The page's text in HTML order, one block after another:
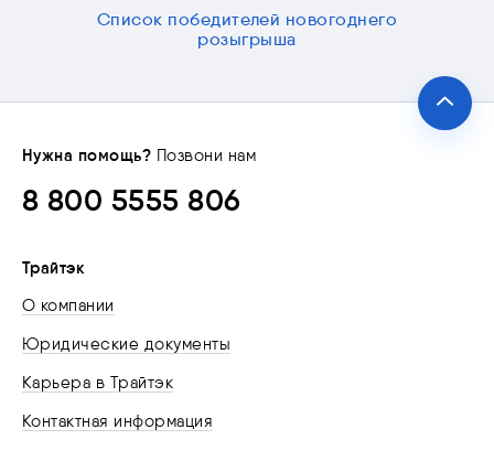
Список победителей новогоднего
розыгрыша
Нужна помощь? Позвони нам
8 800 5555 806
Трайтэк
О компании
Юридические документы
Карьера в Трайтэк
Контактная информация